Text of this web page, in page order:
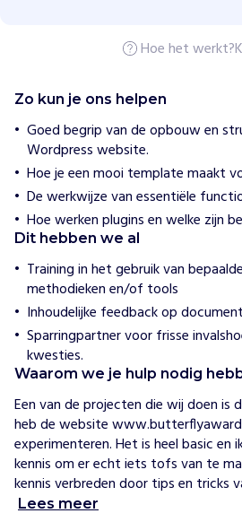
L
H
o
e
i
j
h
e
l
p
e
n
S
o
c
a
l
E
n
t
e
Hoe het werkt?
Zo kun je ons helpen
Goed begrip van de opbouw en
Wordpress website.
Hoe je een mooi template maakt
De werkwijze van essentiële
Hoe werken plugins en welke zijn
Dit hebben we al
Training in het gebruik van
methodieken en/of tools
Inhoudelijke feedback op
Sparringpartner voor frisse
kwesties.
Waarom we je hulp nodig
Een van de projecten die wij doen is
heb de website
experimenteren. Het is heel basic en
kennis om er echt iets tofs van te
kennis verbreden door tips en tricks
Lees meer